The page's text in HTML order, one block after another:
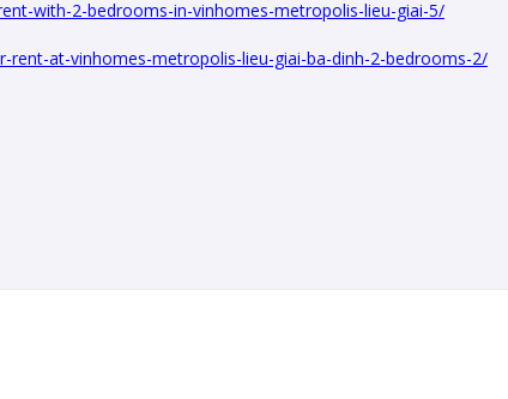
with-2-bedrooms-in-vinhomes-metropolis-lieu-giai-5/
at-vinhomes-metropolis-lieu-giai-ba-dinh-2-bedrooms-2/